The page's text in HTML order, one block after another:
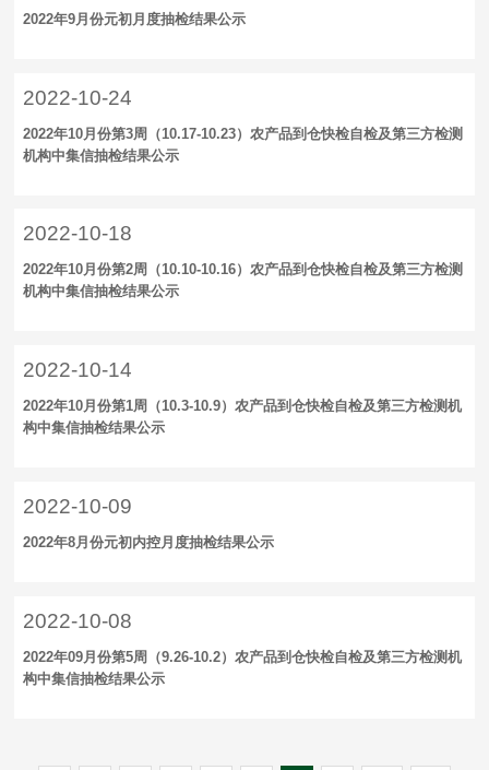
2022年9月份元初月度抽检结果公示
2022-10-24
2022年10月份第3周（10.17-10.23）农产品到仓快检自检及第三方检测
机构中集信抽检结果公示
2022-10-18
2022年10月份第2周（10.10-10.16）农产品到仓快检自检及第三方检测
机构中集信抽检结果公示
2022-10-14
2022年10月份第1周（10.3-10.9）农产品到仓快检自检及第三方检测机
构中集信抽检结果公示
2022-10-09
2022年8月份元初内控月度抽检结果公示
2022-10-08
2022年09月份第5周（9.26-10.2）农产品到仓快检自检及第三方检测机
构中集信抽检结果公示